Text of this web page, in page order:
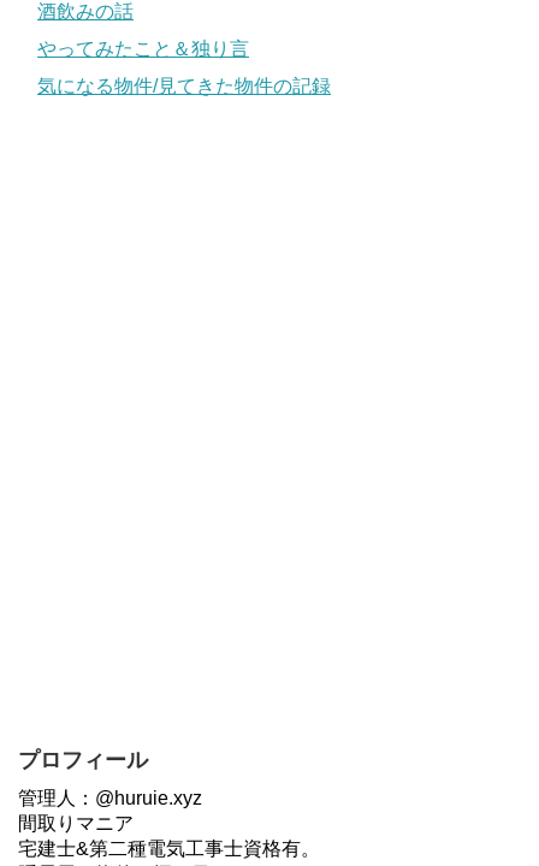
酒飲みの話
やってみたこと＆独り言
気になる物件/見てきた物件の記録
プロフィール
管理人：@huruie.xyz
間取りマニア
宅建士&第二種電気工事士資格有。